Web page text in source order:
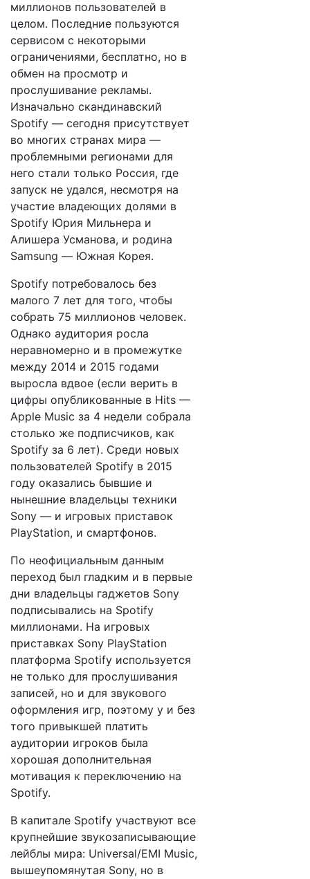
миллионов пользователей в
целом. Последние пользуются
сервисом с некоторыми
ограничениями, бесплатно, но в
обмен на просмотр и
прослушивание рекламы.
Изначально скандинавский
Spotify — сегодня присутствует
во многих странах мира —
проблемными регионами для
него стали только Россия, где
запуск не удался, несмотря на
участие владеющих долями в
Spotify Юрия Мильнера и
Алишера Усманова, и родина
Samsung — Южная Корея.
Spotify потребовалось без
малого 7 лет для того, чтобы
собрать 75 миллионов человек.
Однако аудитория росла
неравномерно и в промежутке
между 2014 и 2015 годами
выросла вдвое (если верить в
цифры опубликованные в Hits —
Apple Music за 4 недели собрала
столько же подписчиков, как
Spotify за 6 лет). Среди новых
пользователей Spotify в 2015
году оказались бывшие и
нынешние владельцы техники
Sony — и игровых приставок
PlayStation, и смартфонов.
По неофициальным данным
переход был гладким и в первые
дни владельцы гаджетов Sony
подписывались на Spotify
миллионами. На игровых
приставках Sony PlayStation
платформа Spotify используется
не только для прослушивания
записей, но и для звукового
оформления игр, поэтому у и без
того привыкшей платить
аудитории игроков была
хорошая дополнительная
мотивация к переключению на
Spotify.
В капитале Spotify участвуют все
крупнейшие звукозаписывающие
лейблы мира: Universal/EMI Music,
вышеупомянутая Sony, но в